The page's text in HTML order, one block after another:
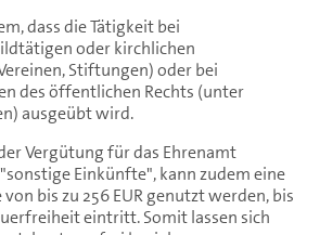
dass die Tätigkeit bei
oder kirchlichen
Stiftungen) oder bei
des öffentlichen Rechts (unter
ausgeübt wird.
Vergütung für das Ehrenamt
Einkünfte", kann zudem eine
bis zu 256 EUR genutzt werden, bis
eintritt. Somit lassen sich